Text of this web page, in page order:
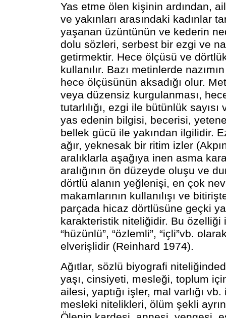
Yas etme ölen kişinin ardından,
ve yakınları arasındaki kadınlar
yaşanan üzüntünün ve kederin
dolu sözleri, serbest bir ezgi ve
getirmektir. Hece ölçüsü ve
kullanılır. Bazı metinlerde
hece ölçüsünün aksadığı olur.
veya düzensiz kurgulanması,
tutarlılığı, ezgi ile bütünlük
yas edenin bilgisi, becerisi,
bellek gücü ile yakından ilgilidir.
ağır, yeknesak bir ritim izler
aralıklarla aşağıya inen asma
aralığının ön düzeyde oluşu ve
dörtlü alanın yeğlenişi, en çok
makamlarının kullanılışı ve
parçada hicaz dörtlüsüne geçki
karakteristik niteliğidir. Bu özelliği
“hüzünlü”, “özlemli”, “içli”vb.
elverişlidir (Reinhard 1974).
Ağıtlar, sözlü biyografi
yaşı, cinsiyeti, mesleği, toplum
ailesi, yaptığı işler, mal varlığı
mesleki nitelikleri, ölüm şekli